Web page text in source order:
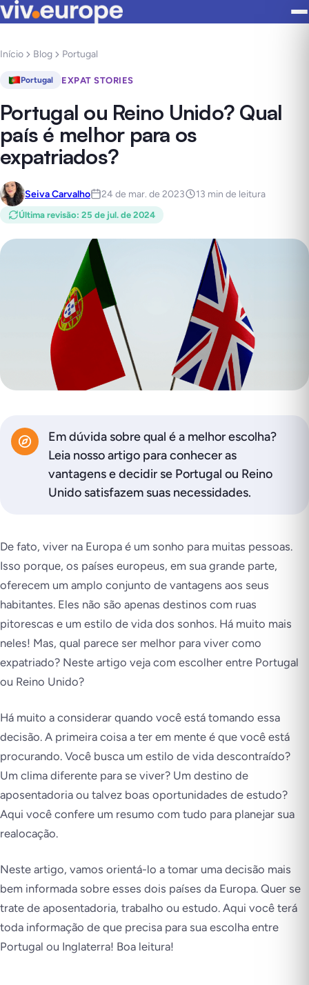
Início Blog Portugal
Portugal EXPAT STORIES
Portugal ou Reino Unido? Qual
país é melhor para os
expatriados?
Seiva Carvalho 24 de mar. de 2023 13 min de leitura
Última revisão: 25 de jul. de 2024
Em dúvida sobre qual é a melhor escolha?
Leia nosso artigo para conhecer as
vantagens e decidir se Portugal ou Reino
Unido satisfazem suas necessidades.
De fato, viver na Europa é um sonho para muitas pessoas.
Isso porque, os países europeus, em sua grande parte,
oferecem um amplo conjunto de vantagens aos seus
habitantes. Eles não são apenas destinos com ruas
pitorescas e um estilo de vida dos sonhos. Há muito mais
neles! Mas, qual parece ser melhor para viver como
expatriado? Neste artigo veja com escolher entre Portugal
ou Reino Unido?
Há muito a considerar quando você está tomando essa
decisão. A primeira coisa a ter em mente é que você está
procurando. Você busca um estilo de vida descontraído?
Um clima diferente para se viver? Um destino de
aposentadoria ou talvez boas oportunidades de estudo?
Aqui você confere um resumo com tudo para planejar sua
realocação.
Neste artigo, vamos orientá-lo a tomar uma decisão mais
bem informada sobre esses dois países da Europa. Quer se
trate de aposentadoria, trabalho ou estudo. Aqui você terá
toda informação de que precisa para sua escolha entre
Portugal ou Inglaterra! Boa leitura!